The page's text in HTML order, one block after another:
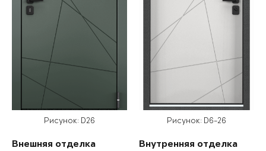
Рисунок: D26
Внешняя отделка
Рисунок: D6-26
Внутренняя отделка